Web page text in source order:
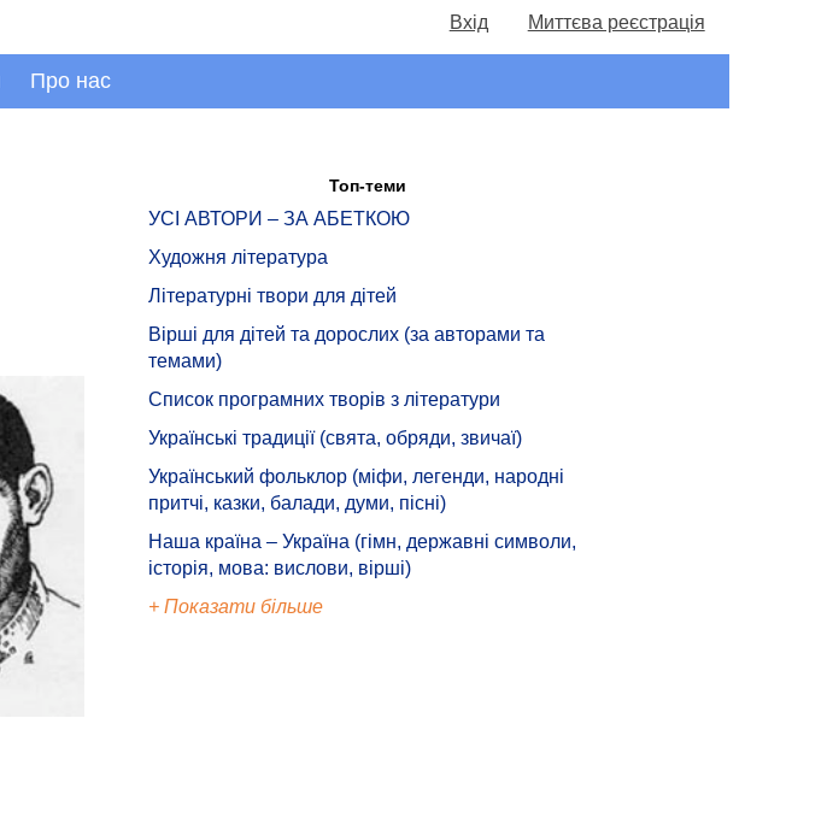
Вхід Миттєва реєстрація
Про нас
Топ-теми
УСІ АВТОРИ – ЗА АБЕТКОЮ
Художня література
Літературні твори для дітей
Вірші для дітей та дорослих (за авторами та
темами)
Список програмних творів з літератури
Українські традиції (свята, обряди, звичаї)
Український фольклор (міфи, легенди, народні
притчі, казки, балади, думи, пісні)
Наша країна – Україна (гімн, державні символи,
історія, мова: вислови, вірші)
+ Показати більше